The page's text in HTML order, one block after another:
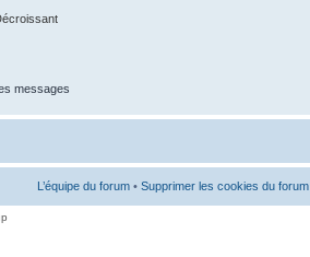
messages
L’équipe du forum • Supprimer les cookies du forum